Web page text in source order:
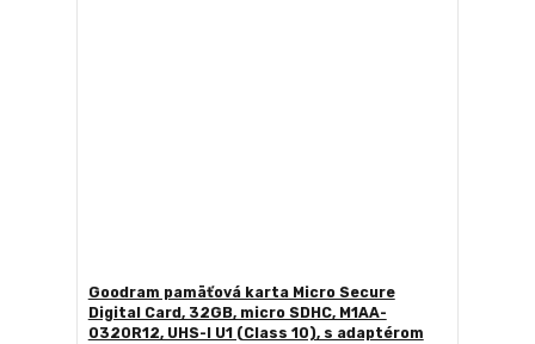
Goodram pamäťová karta Micro Secure
Digital Card, 32GB, micro SDHC, M1AA-
0320R12, UHS-I U1 (Class 10), s adaptérom